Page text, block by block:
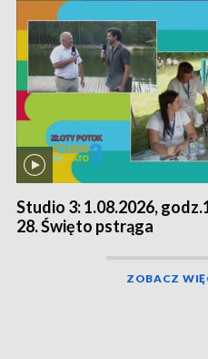
Studio 3: 1.08.2026,
28. Święto pstrąga
ZOBACZ